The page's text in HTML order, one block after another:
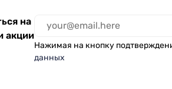
на
акции
Нажимая на кнопку
данных